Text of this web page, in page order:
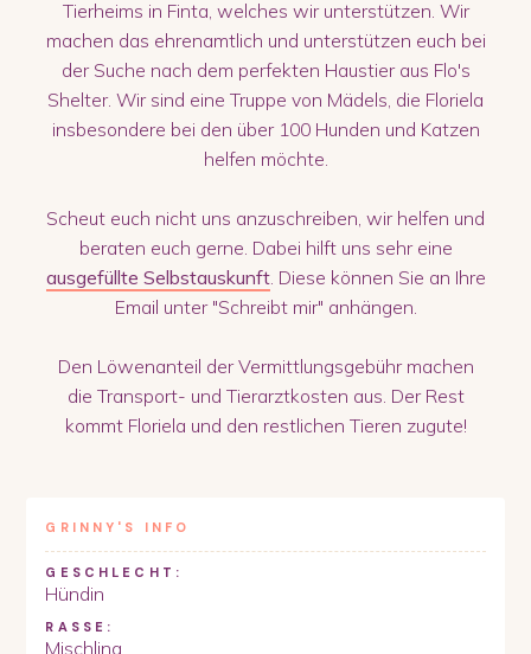
Tierheims in Finta, welches wir unterstützen. Wir
machen das ehrenamtlich und unterstützen euch bei
der Suche nach dem perfekten Haustier aus Flo's
Shelter. Wir sind eine Truppe von Mädels, die Floriela
insbesondere bei den über 100 Hunden und Katzen
helfen möchte.
Scheut euch nicht uns anzuschreiben, wir helfen und
beraten euch gerne. Dabei hilft uns sehr eine
ausgefüllte Selbstauskunft. Diese können Sie an Ihre
Email unter "Schreibt mir" anhängen.
Den Löwenanteil der Vermittlungsgebühr machen
die Transport- und Tierarztkosten aus. Der Rest
kommt Floriela und den restlichen Tieren zugute!
GRINNY 'S INFO
GESCHLECHT:
Hündin
RASSE:
Mischling